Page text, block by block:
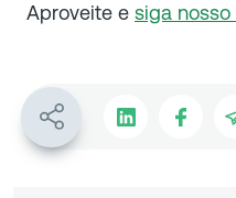
Aproveite e siga